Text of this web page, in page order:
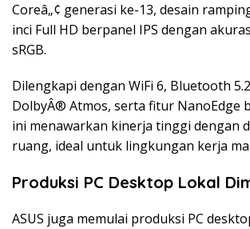
Coreâ„¢ generasi ke-13, desain
inci Full HD berpanel IPS dengan
sRGB.
Dilengkapi dengan WiFi 6, Bluetooth
DolbyÂ® Atmos, serta fitur NanoEdge
ini menawarkan kinerja tinggi dengan
ruang, ideal untuk lingkungan kerja
Produksi PC Desktop Lokal
ASUS juga memulai produksi PC